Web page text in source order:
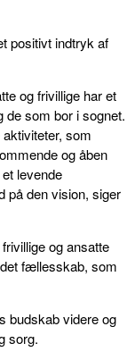
positivt indtryk af
og frivillige har et
de som bor i sognet.
som
og åben
levende
den vision, siger
og ansatte
fællesskab, som
budskab videre og
sorg.